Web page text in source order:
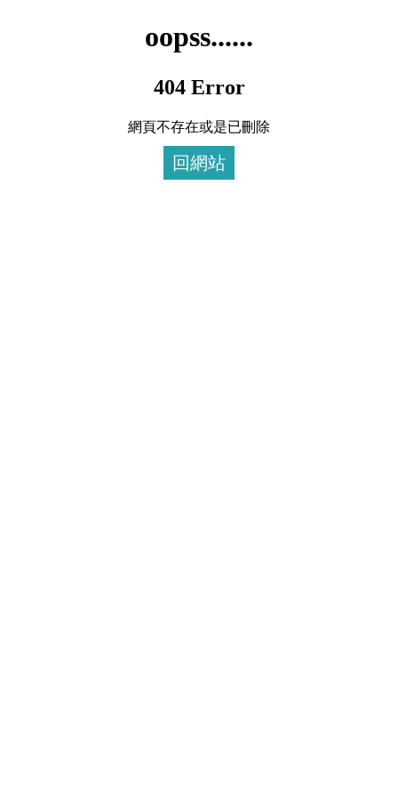
oopss......
404 Error
網頁不存在或是已刪除
回網站